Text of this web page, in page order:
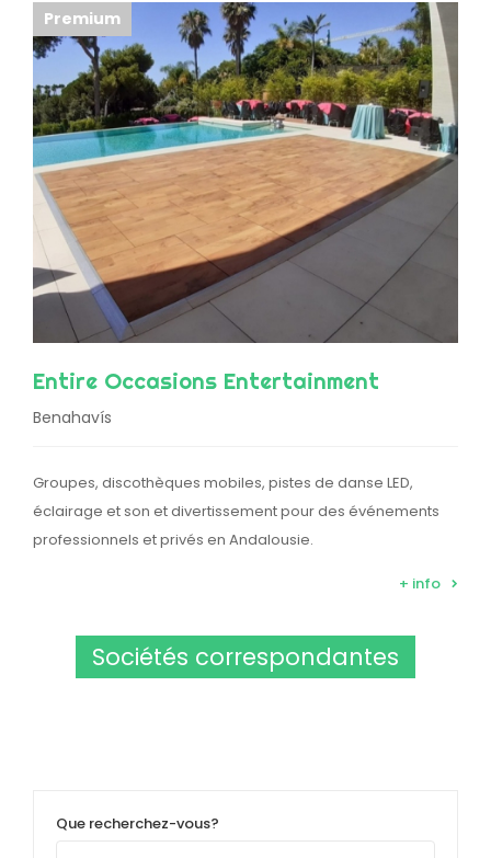
Premium
Entire Occasions Entertainment
Benahavís
Groupes, discothèques mobiles, pistes de danse LED,
éclairage et son et divertissement pour des événements
professionnels et privés en Andalousie.
+ info
Sociétés correspondantes
Que recherchez-vous?